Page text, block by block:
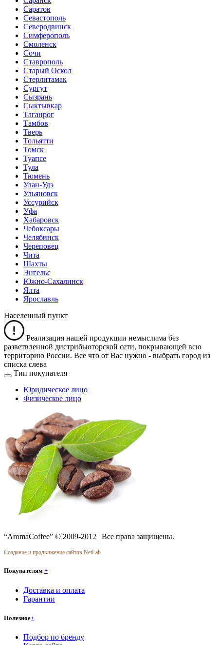
Саратов
Севастополь
Северодвинск
Симферополь
Смоленск
Сочи
Ставрополь
Старый Оскол
Стерлитамак
Сургут
Сызрань
Сыктывкар
Таганрог
Тамбов
Тверь
Тольятти
Томск
Туапсе
Тула
Тюмень
Улан-Удэ
Ульяновск
Уссурийск
Уфа
Хабаровск
Чебоксары
Челябинск
Череповец
Чита
Шахты
Энгельс
Южно-Сахалинск
Ялта
Ярославль
Населенный пункт
Реализация нашей продукции немыслима без
разветвленной дистрибьюторской сети, покрывающей всю
территорию России. Все что от Вас нужно - выбрать город из
списка слева
Тип покупателя
Юридическое лицо
Физическое лицо
“AromaCoffee” © 2009-2012 | Все права защищены.
Создание и продвижение сайтов NetLab
Покупателям +
Доставка и оплата
Гарантии
Полезное+
Подбор по бренду